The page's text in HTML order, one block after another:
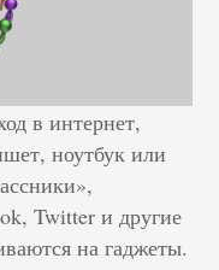
в интернет,
ноутбук или
Twitter и другие
на гаджеты.